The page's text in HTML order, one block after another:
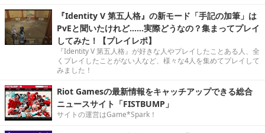
『Identity V 第五人格』の新モード「手記の加筆」は
PvEと聞いたけれど……実際どうなの？集まってプレイ
してみた！【プレイレポ】
『Identity V 第五人格』が好きな人やプレイしたことある人、全
くプレイしたことがない人など、様々な4人を集めてプレイして
みました！
Riot Gamesの最新情報をキャッチアップできる総合
ニュースサイト「FISTBUMP」
サイトの運営はGame*Spark！